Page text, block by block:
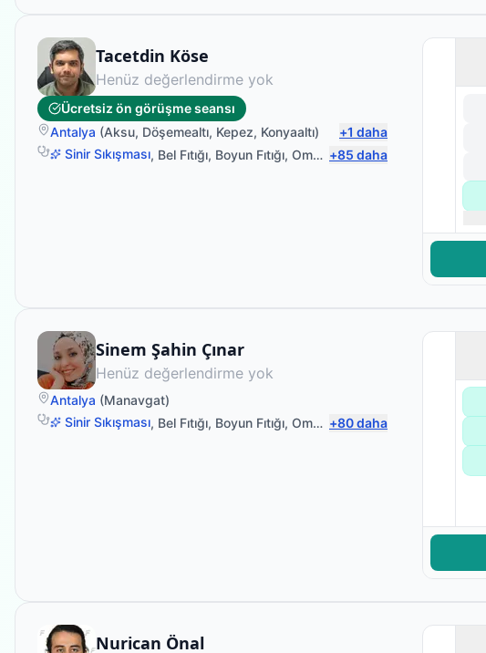
Tacetdin Köse
Fizyoterapist
Henüz değerlendirme yok
Ücretsiz ön görüşme seansı
Antalya (Aksu, Döşemealtı, Kepez, Konyaaltı) +1 daha
Sinir Sıkışması, Bel Fıtığı, Boyun Fıtığı, Omuz Bağ Yaralanması +85 daha
Sinem Şahin Çınar
Fizyoterapist
Henüz değerlendirme yok
Antalya (Manavgat)
Sinir Sıkışması, Bel Fıtığı, Boyun Fıtığı, Omuz Bağ Yaralanması +80daha
Nurican Önal
Fizyoterapist